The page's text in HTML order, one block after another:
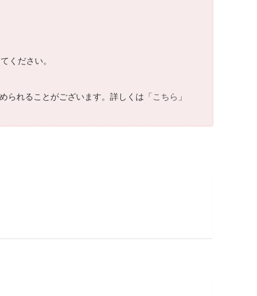
ください。
られることがございます。詳しくは「こちら 」